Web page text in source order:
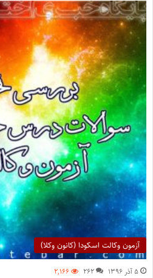
آزمون وکالت اسکودا (کانون وکلا)
۵ آذر ۱۳۹۶ ۲۶۲ ۲,۱۶۶